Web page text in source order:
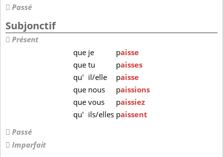
Passé
Subjonctif
Présent
que je paisse
quetu paisses
qu' il/elle paisse
que nous paissions
quevous paissiez
qu' ils/elles paissent
Passé
Imparfait